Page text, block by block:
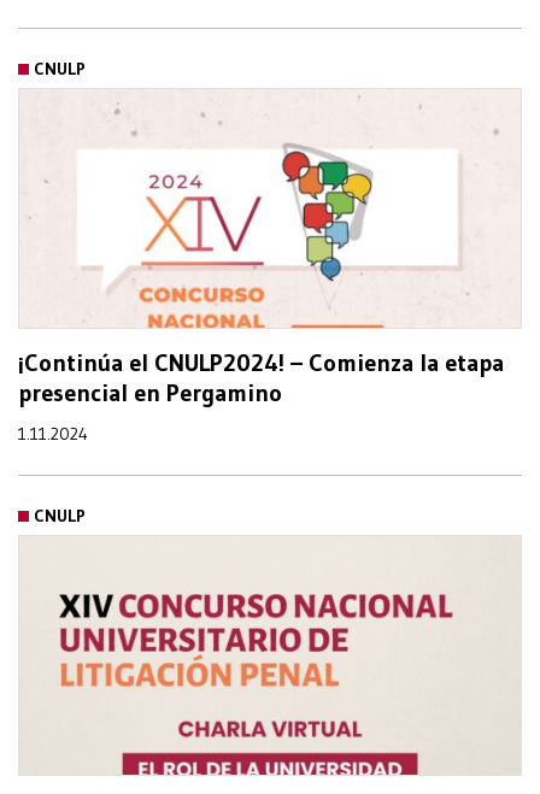
CNULP
¡Continúa el CNULP2024! – Comienza la etapa
presencial en Pergamino
1.11.2024
CNULP